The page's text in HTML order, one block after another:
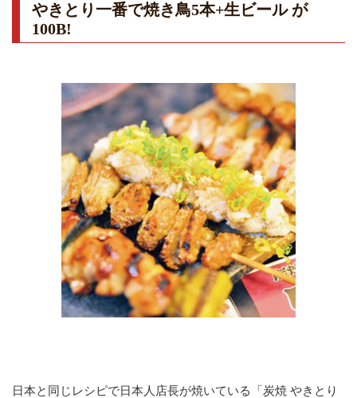
やきとり一番で焼き鳥5本+生ビール が
100B!
日本と同じレシピで日本人店長が焼いている「炭焼 やきとり